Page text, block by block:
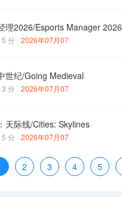
理2026/Esports Manager 2026
分 2026年07月07
世纪/Going Medieval
分 2026年07月07
天际线/Cities: Skylines
分 2026年07月07
2 3 4 5